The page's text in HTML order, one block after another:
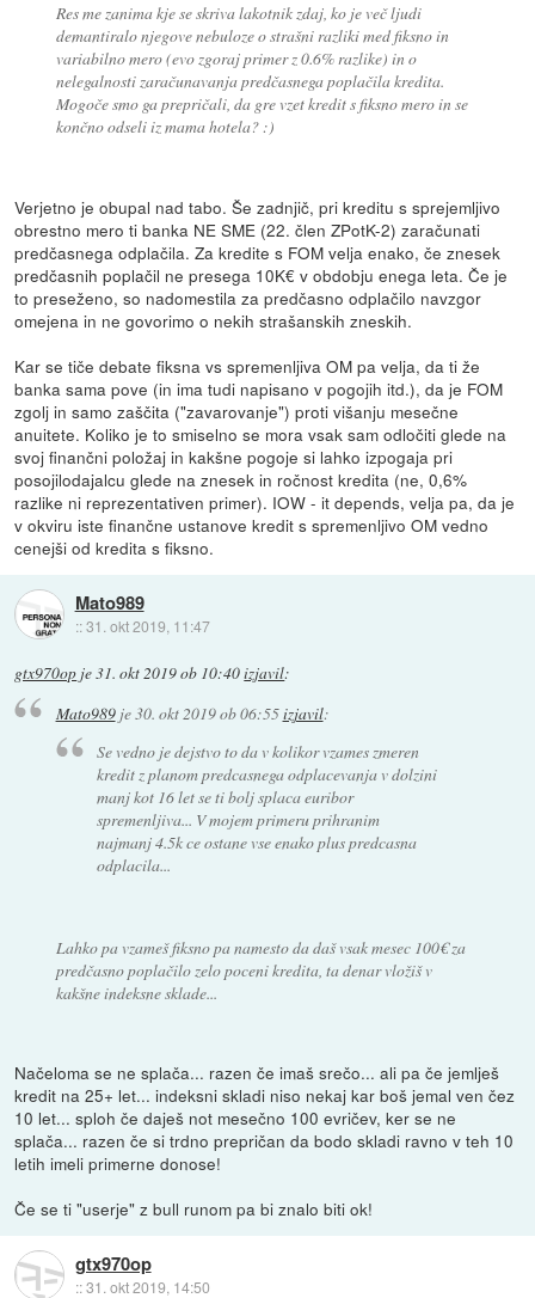
Res me zanima kje se skriva lakotnik zdaj, ko je več ljudi
demantiralo njegove nebuloze o strašni razliki med fiksno in
variabilno mero (evo zgoraj primer z 0.6% razlike) in o
nelegalnosti zaračunavanja predčasnega poplačila kredita.
Mogoče smo ga prepričali, da gre vzet kredit s fiksno mero in se
končno odseli iz mama hotela? :)
Verjetno je obupal nad tabo. Še zadnjič, pri kreditu s sprejemljivo
obrestno mero ti banka NE SME (22. člen ZPotK-2) zaračunati
predčasnega odplačila. Za kredite s FOM velja enako, če znesek
predčasnih poplačil ne presega 10K€ v obdobju enega leta. Če je
to preseženo, so nadomestila za predčasno odplačilo navzgor
omejena in ne govorimo o nekih strašanskih zneskih.
Kar se tiče debate fiksna vs spremenljiva OM pa velja, da ti že
banka sama pove (in ima tudi napisano v pogojih itd.), da je FOM
zgolj in samo zaščita ("zavarovanje") proti višanju mesečne
anuitete. Koliko je to smiselno se mora vsak sam odločiti glede na
svoj finančni položaj in kakšne pogoje si lahko izpogaja pri
posojilodajalcu glede na znesek in ročnost kredita (ne, 0,6%
razlike ni reprezentativen primer). IOW - it depends, velja pa, da je
v okviru iste finančne ustanove kredit s spremenljivo OM vedno
cenejši od kredita s fiksno.
Mato989
::31. okt 2019, 11:47
gtx970op je31. okt 2019 ob 10:40izjavil:
Mato989je30. okt 2019 ob 06:55izjavil:
Se vedno je dejstvo to da v kolikor vzames zmeren
kredit z planom predcasnega odplacevanja v dolzini
manj kot 16 let se ti bolj splaca euribor
spremenljiva... V mojem primeru prihranim
najmanj 4.5k ce ostane vse enako plus predcasna
odplacila...
Lahko pa vzameš fiksno pa namesto da daš vsak mesec 100€ za
predčasno poplačilo zelo poceni kredita, ta denar vložiš v
kakšne indeksne sklade...
Načeloma se ne splača... razen če imaš srečo... ali pa če jemlješ
kredit na 25+ let... indeksni skladi niso nekaj kar boš jemal ven čez
10 let... sploh če daješ not mesečno 100 evričev, ker se ne
splača... razen če si trdno prepričan da bodo skladi ravno v teh 10
letih imeli primerne donose!
Če se ti "userje" z bull runom pa bi znalo biti ok!
gtx970op
::31. okt 2019, 14:50